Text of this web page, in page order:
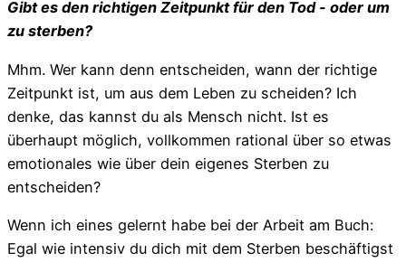
Gibt es den richtigen Zeitpunkt für den Tod - oder um
zu sterben?
Mhm. Wer kann denn entscheiden, wann der richtige
Zeitpunkt ist, um aus dem Leben zu scheiden? Ich
denke, das kannst du als Mensch nicht. Ist es
überhaupt möglich, vollkommen rational über so etwas
emotionales wie über dein eigenes Sterben zu
entscheiden?
Wenn ich eines gelernt habe bei der Arbeit am Buch:
Egal wie intensiv du dich mit dem Sterben beschäftigst